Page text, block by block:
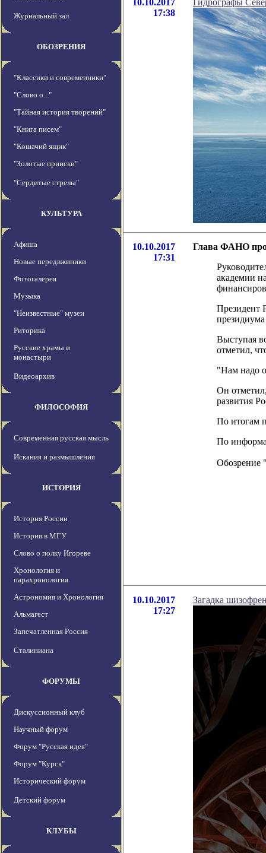
Журнальный зал
ОБОЗРЕНИЯ
"Классики и современники"
"Слово о..."
"Тайная история творений"
"Книга писем"
"Кошачий ящик"
"Золотые прииски"
"Сердитые стрелы"
КУЛЬТУРА
Афиша
Новые передвжиники
Фотогалерея
Музыка
"Неизвестные" музеи
Риторика
Русские храмы и
монастыри
Видеоархив
ФИЛОСОФИЯ
Современная русская мысль
Искания и размышления
ИСТОРИЯ
История России
История в МГУ
Слово о полку Игореве
Хронология и
парахронология
Астрономия и Хронология
Альмагест
Запечатленная Россия
Сталиниана
ФОРУМЫ
Дискуссионный клуб
Научный форум
Форум "Русская идея"
Форум "Курск"
Исторический форум
Детский форум
КЛУБЫ
10.10.2017
17:38
Гидрографы
10.10.2017
17:31
Глава ФАНО
академии
Президент
Выступая
отметил,
"Нам надо
Он
развития
По итогам
По
Обозрение
10.10.2017
17:27
Загадка